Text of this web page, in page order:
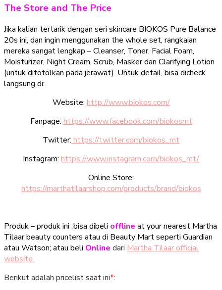
The Store and The Price
Jika kalian tertarik dengan seri skincare BIOKOS Pure Balance
20s ini, dan ingin menggunakan the whole set, rangkaian
mereka sangat lengkap – Cleanser, Toner, Facial Foam,
Moisturizer, Night Cream, Scrub, Masker dan Clarifying Lotion
(untuk ditotolkan pada jerawat). Untuk detail, bisa dicheck
langsung di:
Website: http://www.biokos.com/
Fanpage: https://www.facebook.com/biokosmt
Twitter: https://twitter.com/biokos_mt
Instagram: https://www.instagram.com/biokos_mt/
Online Store:
https://marthatilaarshop.com/products/brand/biokos
Produk – produk ini bisa dibeli offline at your nearest Martha
Tilaar beauty counters atau di Beauty Mart seperti Guardian
atau Watson; atau beli Online dari Martha Tilaar official
website.
Berikut adalah pricelist saat ini*: